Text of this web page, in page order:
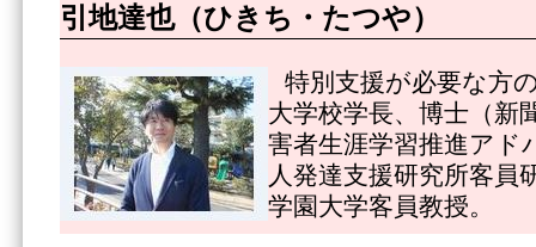
引地達也（ひきち・たつや）
特別支援が必要な方
大学校学長、博士（新
害者生涯学習推進アド
人発達支援研究所客員
学園大学客員教授。